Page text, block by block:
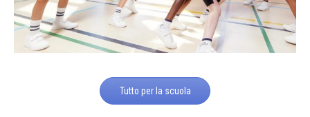
Tutto per la scuola